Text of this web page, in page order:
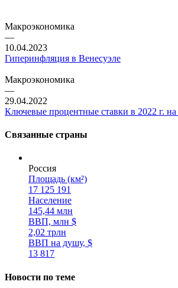
Макроэкономика
—
10.04.2023
Гиперинфляция в Венесуэле
Макроэкономика
—
29.04.2022
Ключевые процентные ставки в 2022 г. на
Связанные страны
Россия
Площадь (км²)
17 125 191
Население
145,44 млн
ВВП, млн $
2,02 трлн
ВВП на душу, $
13 817
Новости по теме